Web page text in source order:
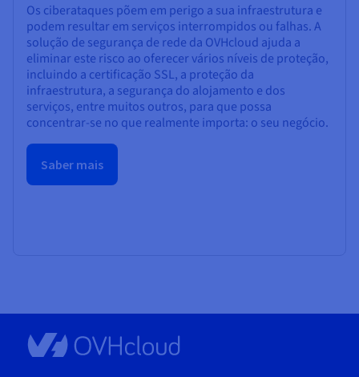
Os ciberataques põem em perigo a sua infraestrutura e
podem resultar em serviços interrompidos ou falhas. A
solução de segurança de rede da OVHcloud ajuda a
eliminar este risco ao oferecer vários níveis de proteção,
incluindo a certificação SSL, a proteção da
infraestrutura, a segurança do alojamento e dos
serviços, entre muitos outros, para que possa
concentrar-se no que realmente importa: o seu negócio.
Saber mais